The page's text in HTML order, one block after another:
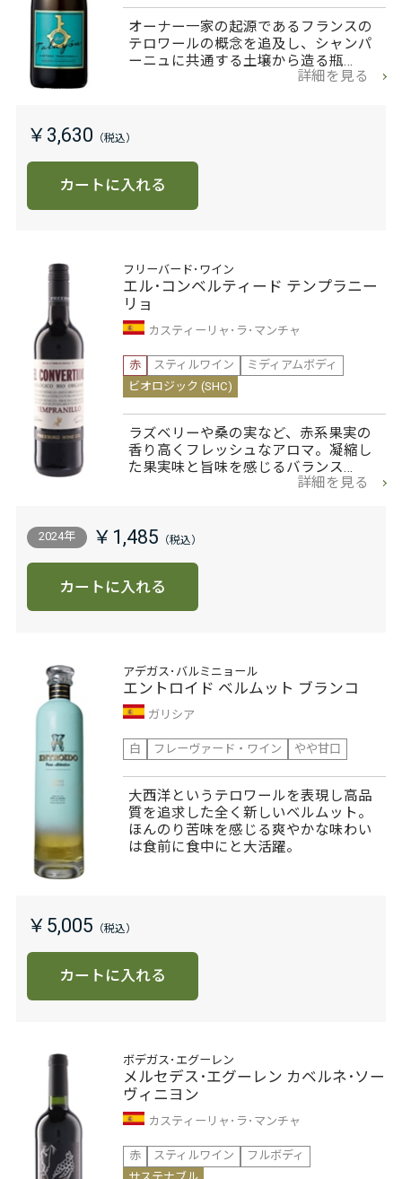
オーナー一家の起源であるフランスの
テロワールの概念を追及し、シャンパ
ーニュに共通する土壌から造る瓶…
詳細を見る
￥3,630
カートに入れる
フリーバード･ワイン
エル･コンベルティード テンプラニー
リョ
カスティーリャ･ラ･マンチャ
赤
スティルワイン
ミディアムボディ
ビオロジック (SHC)
ラズベリーや桑の実など、赤系果実の
香り高くフレッシュなアロマ。凝縮し
た果実味と旨味を感じるバランス…
詳細を見る
2024年 ￥1,485
カートに入れる
アデガス･バルミニョール
エントロイド ベルムット ブランコ
ガリシア
白
フレーヴァード・ワイン やや甘口
大西洋というテロワールを表現し高品
質を追求した全く新しいベルムット。
ほんのり苦味を感じる爽やかな味わい
は食前に食中にと大活躍。
￥5,005
カートに入れる
ボデガス･エグーレン
メルセデス･エグーレン カベルネ･ソー
ヴィニヨン
カスティーリャ･ラ･マンチャ
赤
スティルワイン
フルボディ